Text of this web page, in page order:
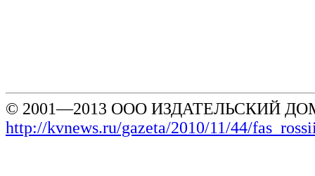
© 2001—2013 ООО ИЗДАТЕЛЬСКИЙ
http://kvnews.ru/gazeta/2010/11/44/